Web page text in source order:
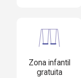
Zona infantil
gratuita